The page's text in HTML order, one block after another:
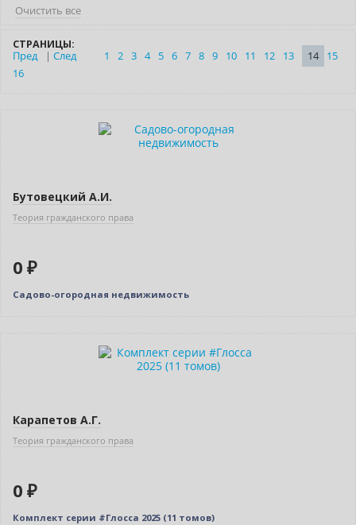
Очистить все
СТРАНИЦЫ:
Пред
| След 1 2 3 4 5 6 7 8 9 10 11 12 13 14
15
16
Бутовецкий А.И.
Теория гражданского права
0 ₽
Садово-огородная недвижимость
Карапетов А.Г.
Теория гражданского права
0 ₽
Комплект серии #Глосса 2025 (11 томов)